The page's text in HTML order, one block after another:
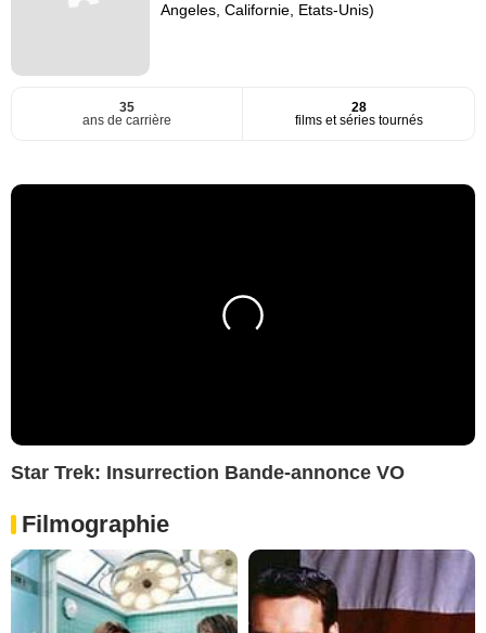
Angeles, Californie, Etats-Unis)
35
ans de carrière
28
films et séries tournés
Star Trek: Insurrection Bande-annonce VO
Filmographie